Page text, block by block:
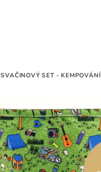
SVAČINOVÝ SET - KEMPOVÁNÍ